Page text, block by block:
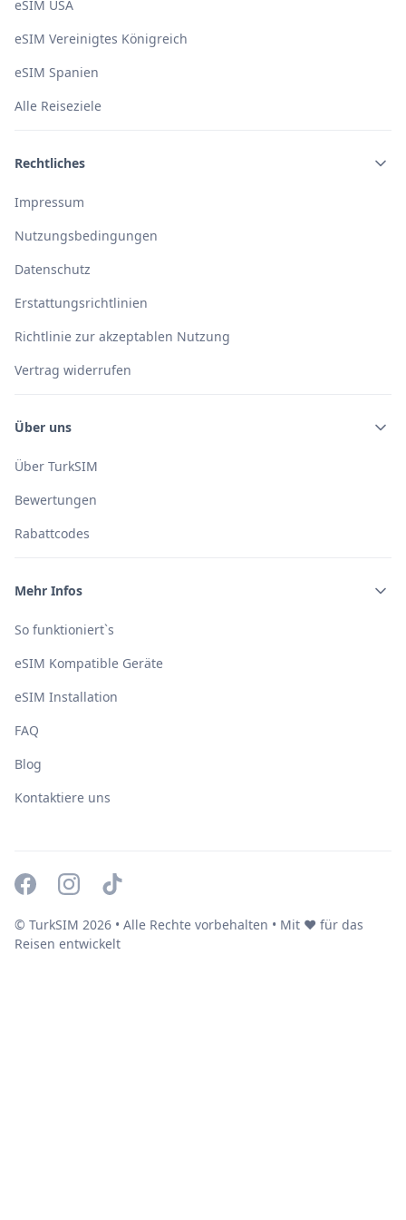
eSIM USA
eSIM Vereinigtes Königreich
eSIM Spanien
Alle Reiseziele
Rechtliches
Impressum
Nutzungsbedingungen
Datenschutz
Erstattungsrichtlinien
Richtlinie zur akzeptablen Nutzung
Vertrag widerrufen
Über uns
Über TurkSIM
Bewertungen
Rabattcodes
Mehr Infos
So funktioniert`s
eSIM Kompatible Geräte
eSIM Installation
FAQ
Blog
Kontaktiere uns
© TurkSIM 2026 • Alle Rechte vorbehalten • Mit ❤️ für das
Reisen entwickelt